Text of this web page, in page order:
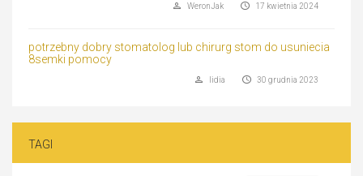
17 kwietnia 2024
WeronJak
potrzebny dobry stomatolog lub chirurg stom do usuniecia
8semki pomocy
30 grudnia 2023
lidia
TAGI